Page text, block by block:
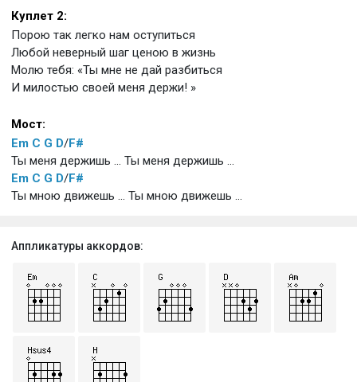
Куплет 2:
Порою так легко нам оступиться
Любой неверный шаг ценою в жизнь
Молю тебя: «Ты мне не дай разбиться
И милостью своей меня держи! »
Мост:
Em C G D/F#
Ты меня держишь ... Ты меня держишь ...
Em C G D/F#
Ты мною движешь ... Ты мною движешь ...
Аппликатуры аккордов: